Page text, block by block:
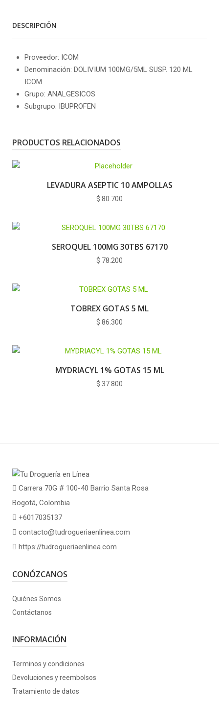
DESCRIPCIÓN
Proveedor: ICOM
Denominación: DOLIVIUM 100MG/5ML SUSP. 120 ML
ICOM
Grupo: ANALGESICOS
Subgrupo: IBUPROFEN
PRODUCTOS RELACIONADOS
LEVADURA ASEPTIC 10 AMPOLLAS
$ 80.700
SEROQUEL 100MG 30TBS 67170
$ 78.200
TOBREX GOTAS 5 ML
$ 86.300
MYDRIACYL 1% GOTAS 15 ML
$ 37.800
Carrera 70G # 100-40 Barrio Santa Rosa
Bogotá, Colombia
+6017035137
contacto@tudrogueriaenlinea.com
https://tudrogueriaenlinea.com
CONÓZCANOS
Quiénes Somos
Contáctanos
INFORMACIÓN
Terminos y condiciones
Devoluciones y reembolsos
Tratamiento de datos